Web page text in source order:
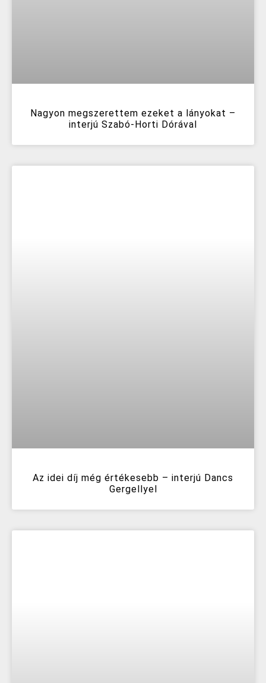
Nagyon megszerettem ezeket a lányokat –
interjú Szabó-Horti Dórával
Az idei díj még értékesebb – interjú Dancs
Gergellyel